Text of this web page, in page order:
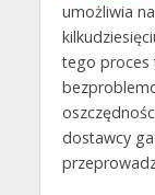
umożliwia
tego proces
dostawcy